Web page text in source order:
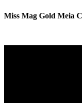
Miss Mag Gold Meia